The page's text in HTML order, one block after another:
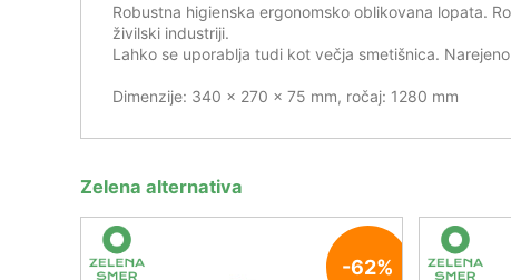
Robustna higienska ergonomsko oblikovana lopata.
živilski industriji.
Lahko se uporablja tudi kot večja smetišnica.
Dimenzije: 340 x 270 x 75 mm, ročaj: 1280 mm
Zelena alternativa
-62%